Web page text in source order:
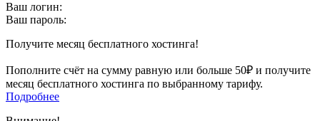
Ваш логин:
Ваш пароль:
Получите месяц бесплатного хостинга!
Пополните счёт на сумму равную или больше 50₽ и получите
месяц бесплатного хостинга по выбранному тарифу.
Подробнее